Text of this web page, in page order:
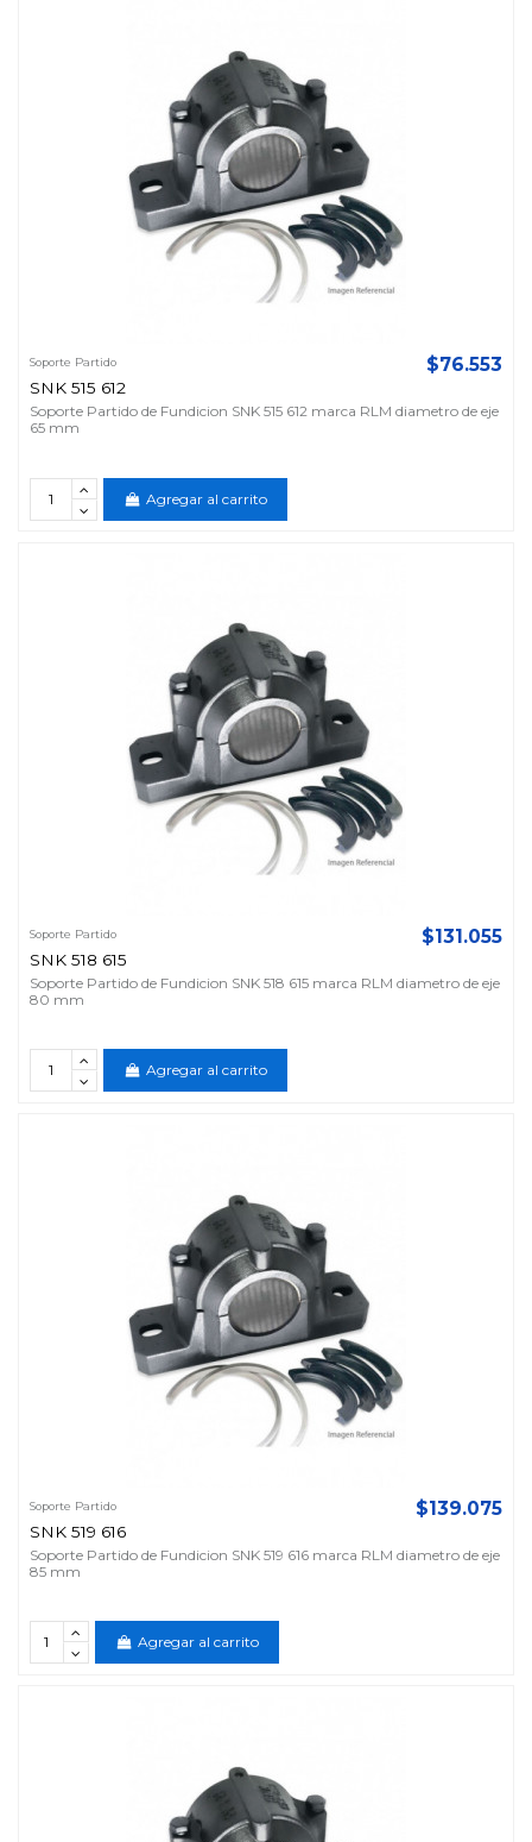
Soporte Partido
SNK 515 612
$76.553
Soporte Partido de Fundicion SNK 515 612 marca RLM diametro de eje
65 mm
Agregar al carrito
Soporte Partido
SNK 518 615
$131.055
Soporte Partido de Fundicion SNK 518 615 marca RLM diametro de eje
80 mm
Agregar al carrito
Soporte Partido
SNK 519 616
$139.075
Soporte Partido de Fundicion SNK 519 616 marca RLM diametro de eje
85 mm
Agregar al carrito